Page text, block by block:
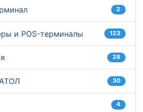
2
и POS-терминалы 123
28
30
4